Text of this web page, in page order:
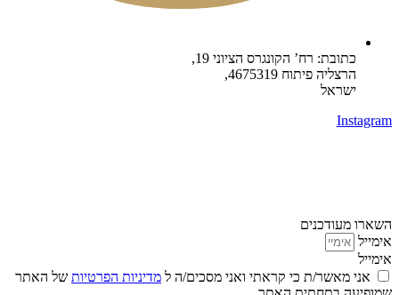
כתובת: רח’ הקונגרס הציוני 19,
הרצליה פיתוח 4675319,
ישראל
Instagram
השארו מעודכנים
אימייל
אימייל
אני מאשר/ת כי קראתי ואני מסכים/ה ל מדיניות הפרטיות של האתר